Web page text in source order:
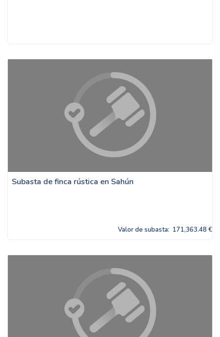
Subasta de finca rústica en Sahún
Valor de subasta: 171,363.48 €